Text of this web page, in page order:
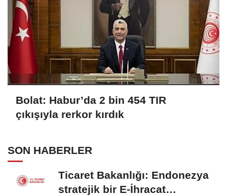
Bolat: Habur’da 2 bin 454 TIR
çıkışıyla rerkor kırdık
SON HABERLER
Ticaret Bakanlığı: Endonezya
stratejik bir E-İhracat